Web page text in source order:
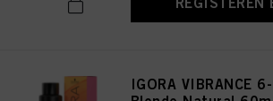
IGORA VIBRANCE